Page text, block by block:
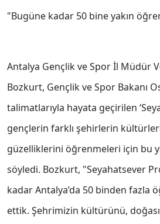
"Bugüne kadar 50 bine yakın
Antalya Gençlik ve Spor İl Müdür
Bozkurt, Gençlik ve Spor Bakanı
talimatlarıyla hayata geçirilen
gençlerin farklı şehirlerin
güzelliklerini öğrenmeleri için bu
söyledi. Bozkurt, "Seyahatsever
kadar Antalya’da 50 binden fazla
ettik. Şehrimizin kültürünü,